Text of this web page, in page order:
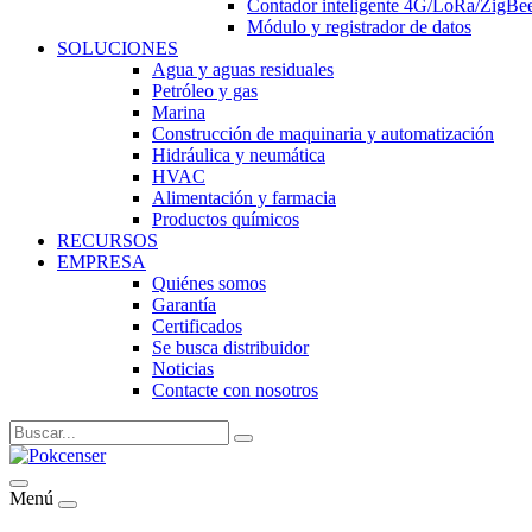
Contador inteligente 4G/LoRa/
Módulo y registrador de datos
SOLUCIONES
Agua y aguas residuales
Petróleo y gas
Marina
Construcción de maquinaria y automatización
Hidráulica y neumática
HVAC
Alimentación y farmacia
Productos químicos
RECURSOS
EMPRESA
Quiénes somos
Garantía
Certificados
Se busca distribuidor
Noticias
Contacte con nosotros
Menú